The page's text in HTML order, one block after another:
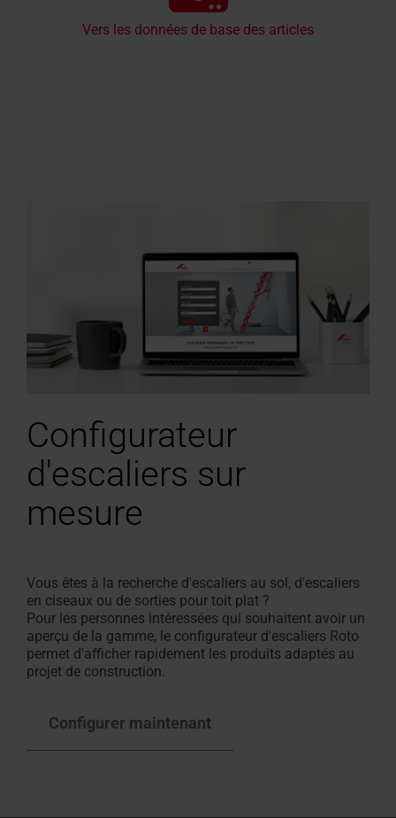
Vers les données de base des articles
Configurateur
d'escaliers sur
mesure
Vous êtes à la recherche d'escaliers au sol, d'escaliers
en ciseaux ou de sorties pour toit plat ?
Pour les personnes intéressées qui souhaitent avoir un
aperçu de la gamme, le configurateur d'escaliers Roto
permet d'afficher rapidement les produits adaptés au
projet de construction.
Configurer maintenant